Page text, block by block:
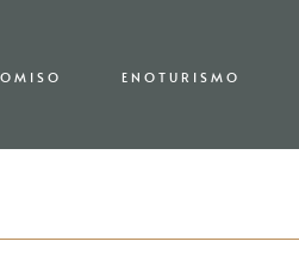
ENOTURISMO